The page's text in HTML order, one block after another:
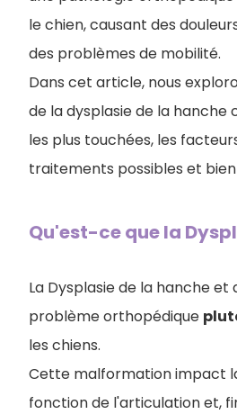
le chien, causant des
des problèmes de mobilité.
Dans cet article, nous
de la dysplasie de la hanche
les plus touchées, les
traitements possibles et
Qu'est-ce que la
La Dysplasie de la hanche et
problème orthopédique
les chiens.
Cette malformation impact
fonction de l'articulation et,